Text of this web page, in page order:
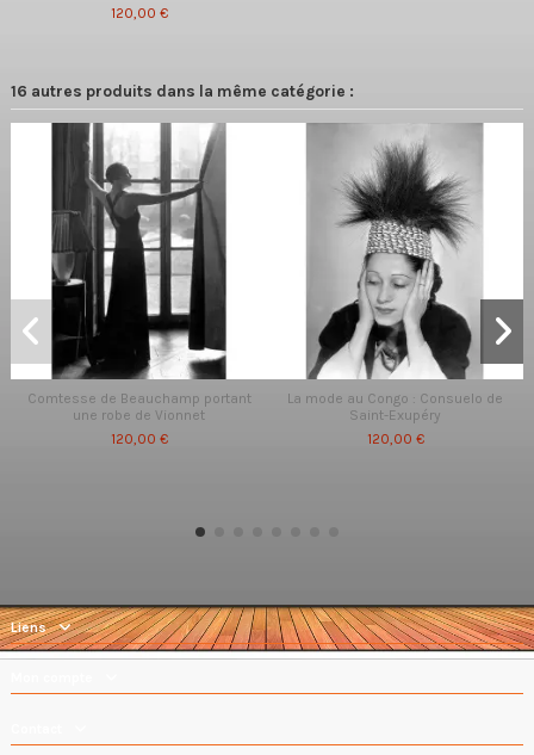
120,00 €
16 autres produits dans la même catégorie :
Comtesse de Beauchamp portant
une robe de Vionnet
120,00 €
La mode au Congo : Consuelo de
Saint-Exupéry
120,00 €
Liens